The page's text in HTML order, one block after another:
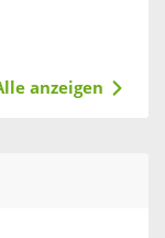
anzeigen